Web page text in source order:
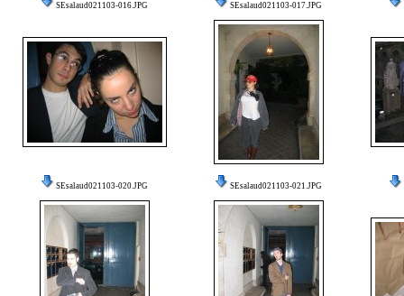
SEsalaud021103-016.JPG SEsalaud021103-017.JPG
SEsalaud021103-020.JPG SEsalaud021103-021.JPG